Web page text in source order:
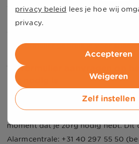
Je vraagt een 111-formulier aan bij
(gebruikelijke belkosten). Dit kan
Het formulier gebruik je voor
111 formulier aanvragen op
het nodig is
Ben je niet geboren in het land waar
Dan vraag je het 111 formulier
moment dat je zorg nodig hebt. Dit
Alarmcentrale: +31 40 297 55 50
privacy beleid lees je hoe wij
privacy.
Accepteren
Weigeren
Zelf instellen